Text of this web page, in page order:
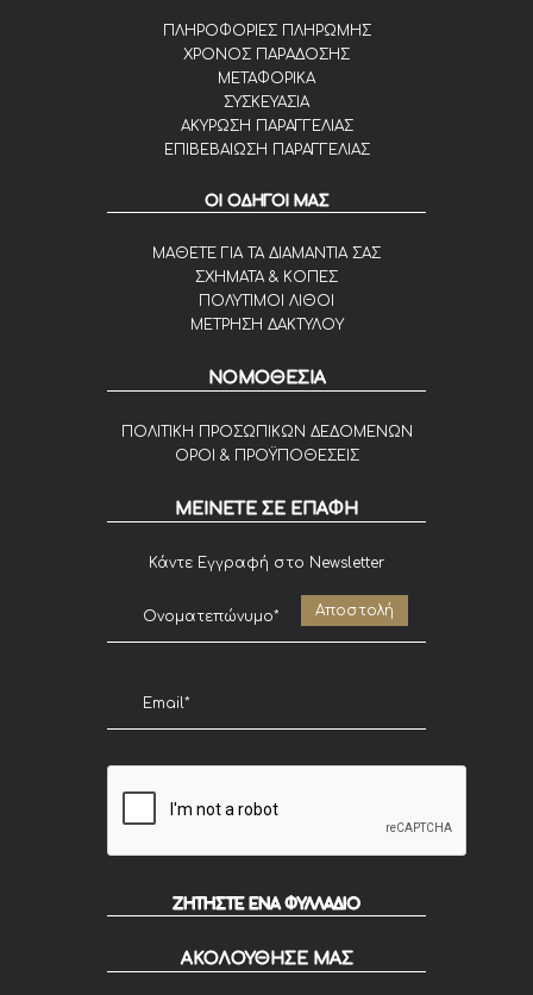
ΠΛΗΡΟΦΟΡΙΕΣ ΠΛΗΡΩΜΗΣ
ΧΡΟΝΟΣ ΠΑΡΑΔΟΣΗΣ
ΜΕΤΑΦΟΡΙΚΑ
ΣΥΣΚΕΥΑΣΙΑ
ΑΚΥΡΩΣΗ ΠΑΡΑΓΓΕΛΙΑΣ
ΕΠΙΒΕΒΑΙΩΣΗ ΠΑΡΑΓΓΕΛΙΑΣ
ΟΙ ΟΔΗΓΟΙ ΜΑΣ
ΜΑΘΕΤΕ ΓΙΑ ΤΑ ΔΙΑΜΑΝΤΙΑ ΣΑΣ
ΣΧΗΜΑΤΑ & ΚΟΠΕΣ
ΠΟΛΥΤΙΜΟΙ ΛΙΘΟΙ
ΜΕΤΡΗΣΗ ΔΑΚΤΥΛΟΥ
ΝΟΜΟΘΕΣΙΑ
ΠΟΛΙΤΙΚΗ ΠΡΟΣΩΠΙΚΩΝ ΔΕΔΟΜΕΝΩΝ
ΟΡΟΙ & ΠΡΟΫΠΟΘΕΣΕΙΣ
ΜΕΙΝΕΤΕ ΣΕ ΕΠΑΦΗ
Κάντε Εγγραφή στο Newsletter
ΖΗΤΗΣΤΕ ΕΝΑ ΦΥΛΛΑΔΙΟ
ΑΚΟΛΟΥΘΗΣΕ ΜΑΣ